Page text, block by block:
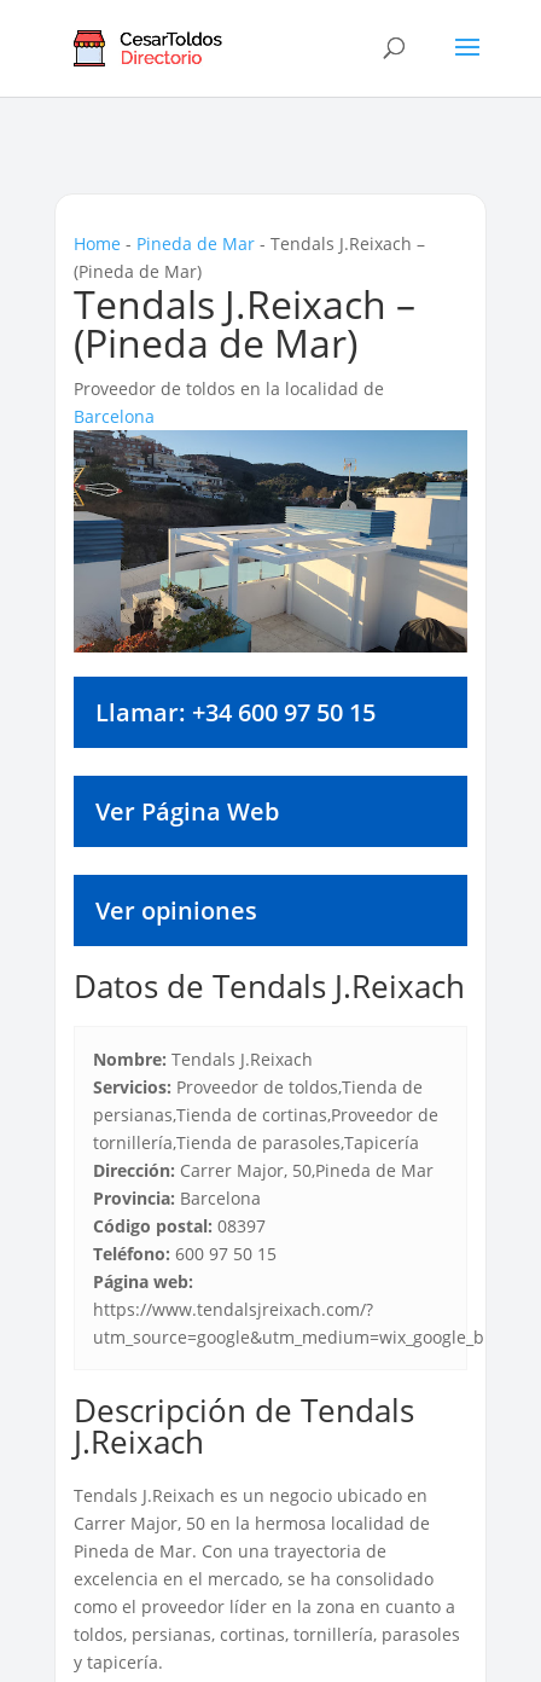
Home - Pineda de Mar- Tendals J.Reixach –
(Pineda de Mar)
Tendals J.Reixach –
(Pineda de Mar)
Proveedor de toldos en la localidad de
Barcelona
Llamar: +34 600 97 50 15
Ver Página Web
Ver opiniones
Datos de Tendals J.Reixach
Nombre: Tendals J.Reixach
Servicios: Proveedor de toldos,Tienda de
persianas,Tienda de cortinas,Proveedor de
tornillería,Tienda de parasoles,Tapicería
Dirección: Carrer Major, 50,Pineda de Mar
Provincia: Barcelona
Código postal: 08397
Teléfono: 600 97 50 15
Página web:
https://www.tendalsjreixach.com/?
Descripción de Tendals
J.Reixach
Tendals J.Reixach es un negocio ubicado en
Carrer Major, 50 en la hermosa localidad de
Pineda de Mar. Con una trayectoria de
excelencia en el mercado, se ha consolidado
como el proveedor líder en la zona en cuanto a
toldos, persianas, cortinas, tornillería, parasoles
y tapicería.